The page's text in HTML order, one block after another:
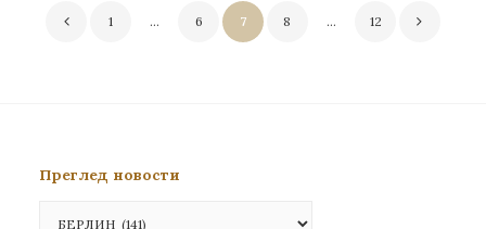
Пагинација
1 … 6 7 8 … 12
Преглед новости